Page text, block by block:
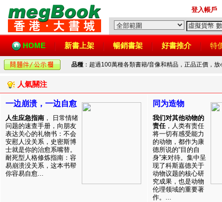
登入帳戶
HOME 新書上架 暢銷書架 好書推介 特
品種 ：超過100萬種各類書籍/音像和精品，正品正價，
人氣關注
一边崩溃，一边自愈
人生应急指南 ， 日常情绪
问题的速查手册，向朋友
表达关心的礼物书：不会
安慰人没关系，史密斯博
士就是你的治愈系嘴替。
耐死型人格修炼指南：容
易崩溃没关系，这本书帮
你容易自愈...
同为造物
我们对其他动物的
责任，人类有责任
将一切有感受能力
的动物，都作为康
德所说的“目的自
身”来对待。集中呈
现了科斯嘉德关于
动物议题的核心研
究成果，也是动物
伦理领域的重要著
作。...